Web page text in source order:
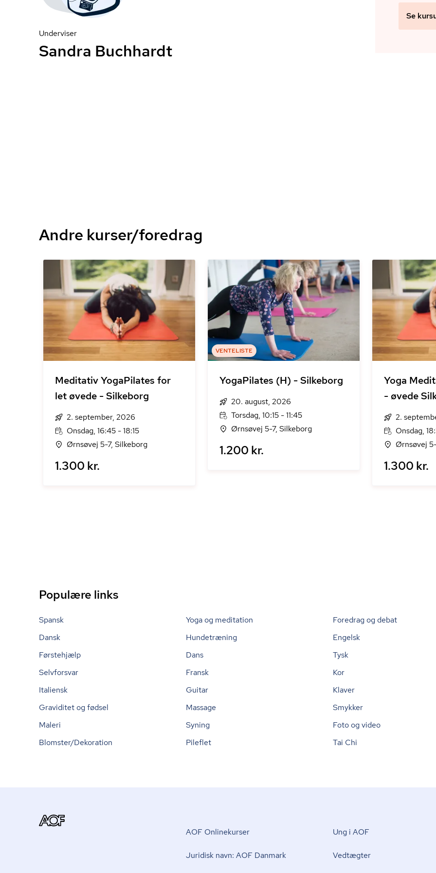
Se
Underviser
Sandra Buchhardt
Andre kurser/foredrag
Meditativ YogaPilates for
let øvede - Silkeborg
2. september, 2026
Onsdag, 16:45 - 18:15
Ørnsøvej 5-7, Silkeborg
1.300 kr.
VENTELISTE
YogaPilates (H) - Silkeborg
20. august, 2026
Torsdag, 10:15 - 11:45
Ørnsøvej 5-7, Silkeborg
1.200 kr.
Yoga
- øvede
2.
Onsdag,
Ørnsøvej
1.300 kr.
Populære links
Spansk Yoga og meditation Foredrag og debat
Dansk
Hundetræning Engelsk
Førstehjælp
Dans Tysk
Selvforsvar
Fransk Kor
Italiensk
Guitar Klaver
Graviditet og fødsel
Massage Smykker
Maleri
Syning Foto og video
Blomster/Dekoration
Pileflet Tai Chi
AOF Onlinekurser
Juridisk navn: AOF Danmark
Ung i AOF
Vedtægter